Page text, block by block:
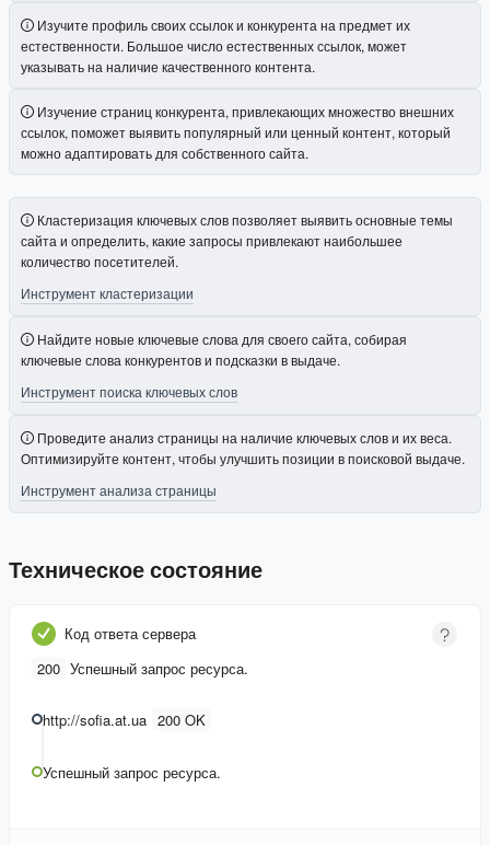
Изучите профиль своих ссылок и конкурента на предмет их
естественности. Большое число естественных ссылок, может
указывать на наличие качественного контента.
Изучение страниц конкурента, привлекающих множество внешних
ссылок, поможет выявить популярный или ценный контент, который
можно адаптировать для собственного сайта.
Кластеризация ключевых слов позволяет выявить основные темы
сайта и определить, какие запросы привлекают наибольшее
количество посетителей.
Инструмент кластеризации
Найдите новые ключевые слова для своего сайта, собирая
ключевые слова конкурентов и подсказки в выдаче.
Инструмент поиска ключевых слов
Проведите анализ страницы на наличие ключевых слов и их веса.
Оптимизируйте контент, чтобы улучшить позиции в поисковой выдаче.
Инструмент анализа страницы
Техническое состояние
Код ответа сервера
200 Успешный запрос ресурса.
http://sofia.at.ua 200 OK
Успешный запрос ресурса.